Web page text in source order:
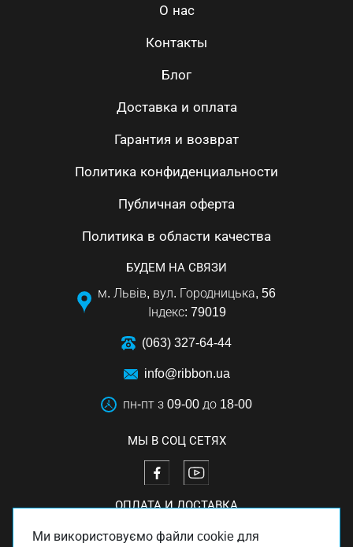
О нас
Контакты
Блог
Доставка и оплата
Гарантия и возврат
Политика конфиденциальности
Публичная оферта
Политика в области качества
БУДЕМ НА СВЯЗИ
м. Львів, вул. Городницька, 56
Індекс: 79019
(063) 327-64-44
info@ribbon.ua
пн-пт з 09-00 до 18-00
МЫ В СОЦ СЕТЯХ
ОПЛАТА И ДОСТАВКА
Ми використовуємо файли cookie для